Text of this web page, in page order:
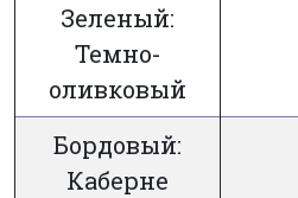
Зеленый:
Темно-
оливковый
Бордовый:
Каберне